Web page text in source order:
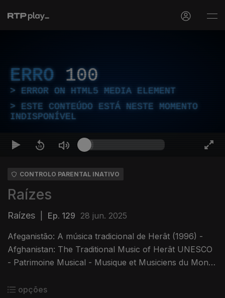
ERRO 100
ERROR ON HTML5 MEDIA ELEMENT
ESTE CONTEÚDO ESTÁ NESTE MOMENTO
INDISPONÍVEL
CONTROLO PARENTAL INATIVO
Raízes
Raízes Ep. 129 28 jun. 2025
Afeganistão: A música tradicional de Herât (1996) -
Afghanistan: The Traditional Music of Herât UNESCO
- Patrimoine Musical - Musique et Musiciens du Monde
opções